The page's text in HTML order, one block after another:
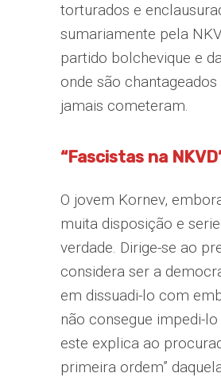
torturados e
sumariamente pela
partido bolchevique e
onde são
jamais cometeram.
“Fascistas na
O jovem Kornev,
muita disposição e
verdade. Dirige-se ao
considera ser a
em dissuadi-lo com
não consegue impedi-
este explica ao
primeira ordem”